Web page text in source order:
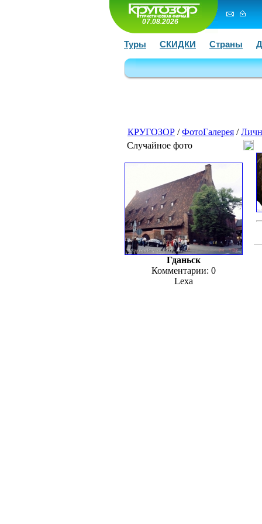
07.08.2026
Туры СКИДКИ Страны
КРУГОЗОР /ФотоГалерея /
Случайное фото
Гданьск
Комментарии: 0
Lexa